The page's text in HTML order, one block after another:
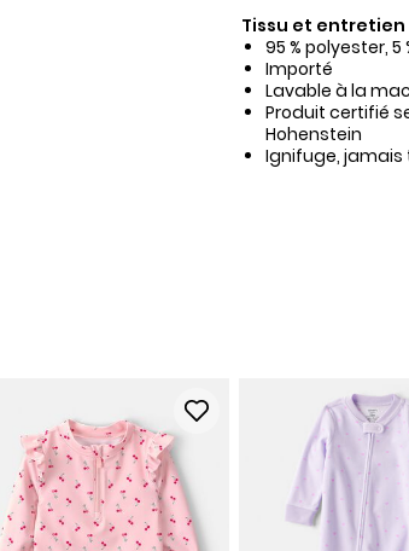
Tissu et entretien
95 % polyester,
Importé
Lavable à la
Produit certifié
Hohenstein
Ignifuge,